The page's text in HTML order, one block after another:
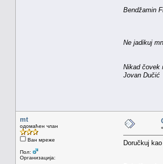
Bendžamin
Ne jadikuj
Nikad čovek
Jovan Dučić
mt
одомаћен члан
Ван мреже
Пол:
Организација:
«
Doručkuj